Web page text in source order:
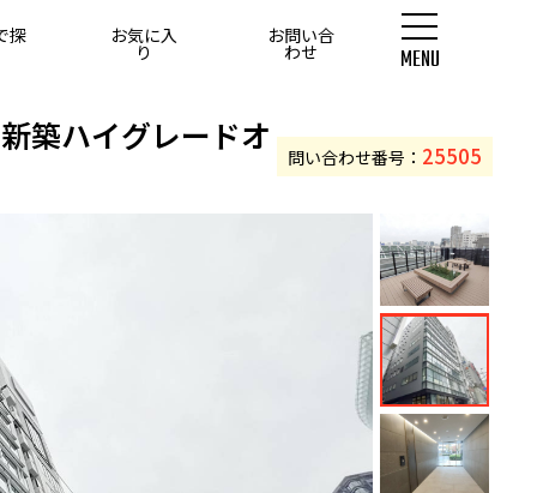
探 お気に入
り
お問い合
わせ MENU
築ハイグレードオ
問い合わせ番号： 25505